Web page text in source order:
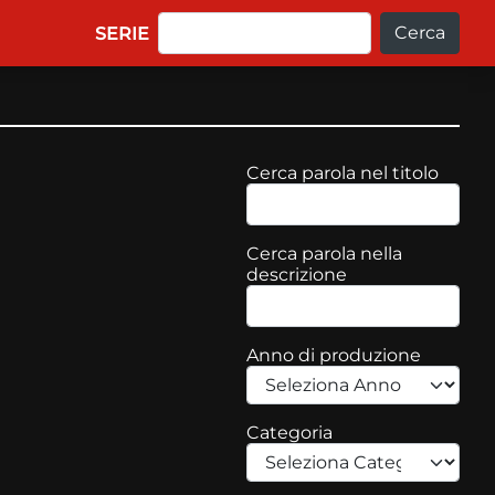
Main navigation
SERIE
Cerca parola nel titolo
Cerca parola nella
descrizione
Anno di produzione
Categoria